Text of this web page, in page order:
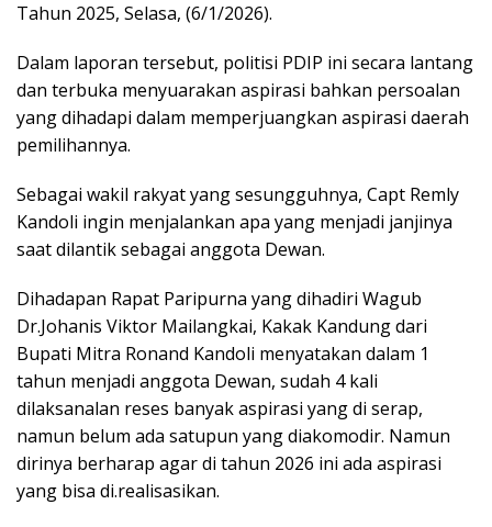
Tahun 2025, Selasa, (6/1/2026).
Dalam laporan tersebut, politisi PDIP ini secara lantang
dan terbuka menyuarakan aspirasi bahkan persoalan
yang dihadapi dalam memperjuangkan aspirasi daerah
pemilihannya.
Sebagai wakil rakyat yang sesungguhnya, Capt Remly
Kandoli ingin menjalankan apa yang menjadi janjinya
saat dilantik sebagai anggota Dewan.
Dihadapan Rapat Paripurna yang dihadiri Wagub
Dr.Johanis Viktor Mailangkai, Kakak Kandung dari
Bupati Mitra Ronand Kandoli menyatakan dalam 1
tahun menjadi anggota Dewan, sudah 4 kali
dilaksanalan reses banyak aspirasi yang di serap,
namun belum ada satupun yang diakomodir. Namun
dirinya berharap agar di tahun 2026 ini ada aspirasi
yang bisa di.realisasikan.